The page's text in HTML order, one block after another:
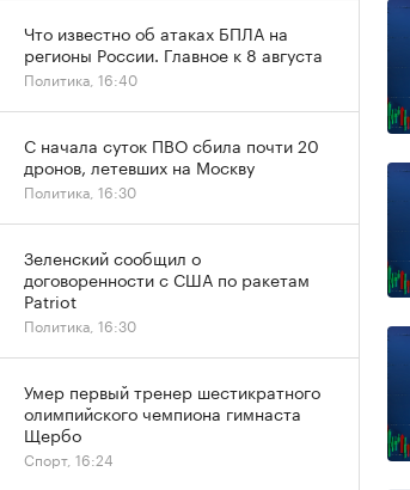
Что известно об атаках БПЛА на
регионы России. Главное к 8 августа
Политика, 16:40
С начала суток ПВО сбила почти 20
дронов, летевших на Москву
Политика, 16:30
Зеленский сообщил о
договоренности с США по ракетам
Patriot
Политика, 16:30
Умер первый тренер шестикратного
олимпийского чемпиона гимнаста
Щербо
Спорт, 16:24